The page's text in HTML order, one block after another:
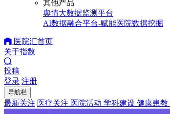
其他产品
舆情大数据监测平台
AI数据融合平台-赋能医院数据挖掘
医院汇首页
关于指数
投稿
登录 注册
导航栏
最新关注 医疗关注 医院活动 学科建设 健康患教